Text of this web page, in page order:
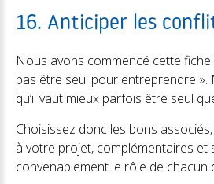
16. Anticiper les
Nous avons commencé cette fiche
pas être seul pour entreprendre ».
qu’il vaut mieux parfois être seul
Choisissez donc les bons
à votre projet, complémentaires et
convenablement le rôle de chacun